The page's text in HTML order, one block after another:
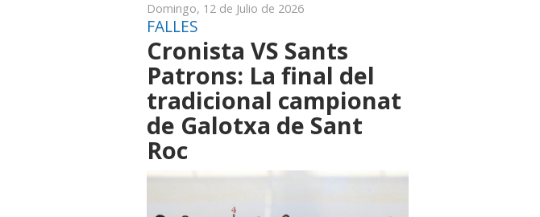
Domingo, 12 de Julio de 2026
FALLES
Cronista VS Sants
Patrons: La final del
tradicional campionat
de Galotxa de Sant
Roc